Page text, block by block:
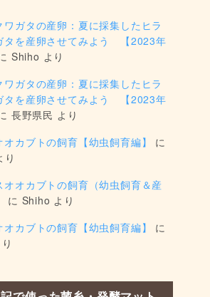
ワガタの産卵：夏に採集したヒラ
タを産卵させてみよう 【2023年
Shiho より
ワガタの産卵：夏に採集したヒラ
タを産卵させてみよう 【2023年
長野県民 より
カブトの飼育【幼虫飼育編】
に
り
オオカブトの飼育（幼虫飼育＆産
に Shiho より
カブトの飼育【幼虫飼育編】
に